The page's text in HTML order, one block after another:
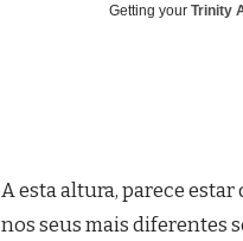
Getting yourTrinity
A esta altura, parece
nos seus mais diferentes